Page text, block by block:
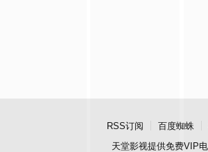
RSS订阅 百度蜘蛛
天堂影视提供免费VIP